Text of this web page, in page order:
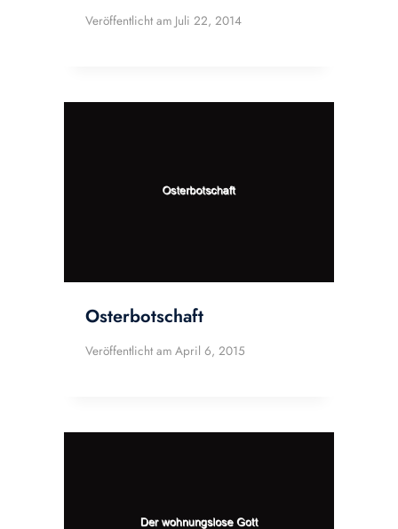
Veröffentlicht am Juli 22, 2014
Osterbotschaft
Veröffentlicht am April 6, 2015